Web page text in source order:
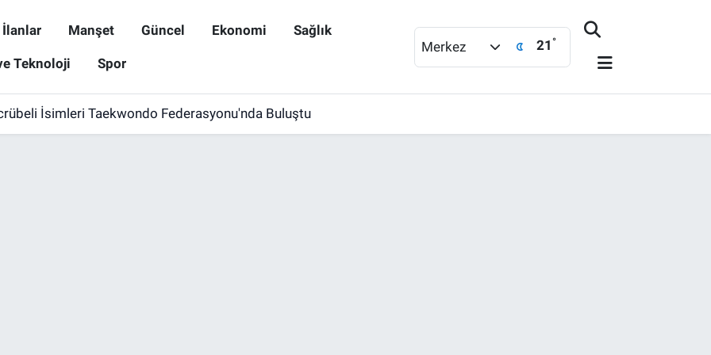
İlanlar Manşet Güncel Ekonomi Sağlık
Teknoloji Spor
Merkez 21 °
İsimleri Taekwondo Federasyonu'nda Buluştu